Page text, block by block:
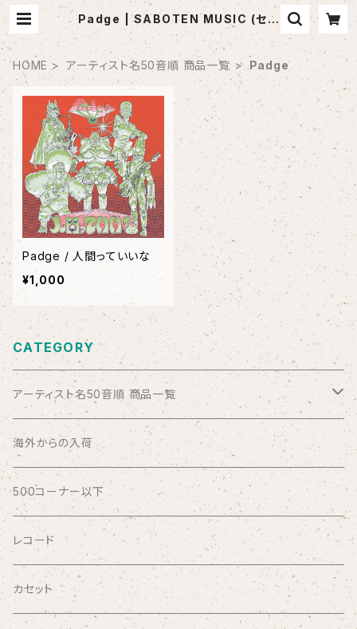
Padge | SABOTEN MUSIC (セレ
クトCDショップ)
HOME アーティスト名50音順 商品一覧 Padge
Padge / 人間っていいな
¥1,000
CATEGORY
アーティスト名50音順 商品一覧
ABSOLUTE LOSERS
AFRICA
AGU
AIRCRAFT
海外からの入荷
500コーナー以下
レコード
カセット